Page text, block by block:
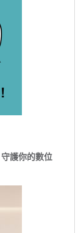
護你的數位